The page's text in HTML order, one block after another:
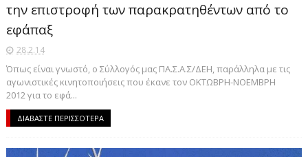
την επιστροφή των παρακρατηθέντων από το
εφάπαξ
28.2.14
Όπως είναι γνωστό, ο Σύλλογός μας ΠΑ.Σ.Α.Σ/ΔΕΗ, παράλληλα με τις
αγωνιστικές κινητοποιήσεις που έκανε τον ΟΚΤΩΒΡΗ-ΝΟΕΜΒΡΗ
2012 για το εφά...
ΔΙΑΒΑΣΤΕ ΠΕΡΙΣΣΟΤΕΡΑ